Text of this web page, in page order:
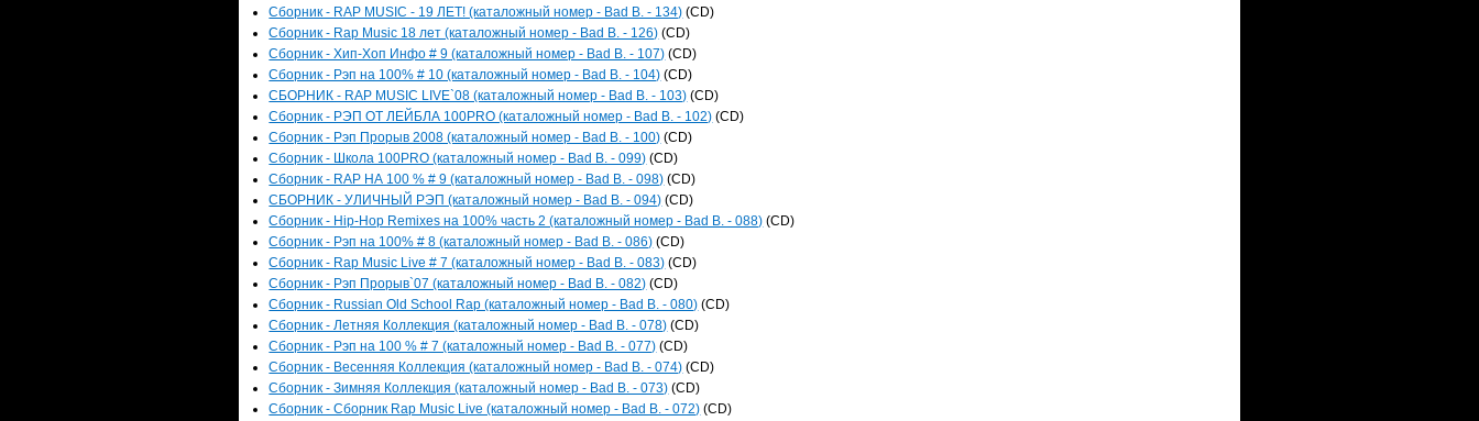
Сборник - RAP MUSIC - 19 ЛЕТ! (каталожный номер - Bad B. - 134) (CD)
Сборник - Rap Music 18 лет (каталожный номер - Bad B. - 126) (CD)
Сборник - Хип-Хоп Инфо # 9 (каталожный номер - Bad B. - 107) (CD)
Сборник - Рэп на 100% # 10 (каталожный номер - Bad B. - 104) (CD)
СБОРНИК - RAP MUSIC LIVE`08 (каталожный номер - Bad B. - 103) (CD)
Сборник - РЭП ОТ ЛЕЙБЛА 100PRO (каталожный номер - Bad B. - 102) (CD)
Сборник - Рэп Прорыв 2008 (каталожный номер - Bad B. - 100) (CD)
Сборник - Школа 100PRO (каталожный номер - Bad B. - 099) (CD)
Сборник - RAP НА 100 % # 9 (каталожный номер - Bad B. - 098) (CD)
СБОРНИК - УЛИЧНЫЙ РЭП (каталожный номер - Bad B. - 094) (CD)
Сборник - Hip-Hop Remixes на 100% часть 2 (каталожный номер - Bad B. - 088) (CD)
Сборник - Рэп на 100% # 8 (каталожный номер - Bad B. - 086) (CD)
Сборник - Rap Music Live # 7 (каталожный номер - Bad B. - 083) (CD)
Сборник - Рэп Прорыв`07 (каталожный номер - Bad B. - 082) (CD)
Сборник - Russian Old School Rap (каталожный номер - Bad B. - 080) (CD)
Сборник - Летняя Коллекция (каталожный номер - Bad B. - 078) (CD)
Сборник - Рэп на 100 % # 7 (каталожный номер - Bad B. - 077) (CD)
Сборник - Весенняя Коллекция (каталожный номер - Bad B. - 074) (CD)
Сборник - Зимняя Коллекция (каталожный номер - Bad B. - 073) (CD)
Сборник - Сборник Rap Music Live (каталожный номер - Bad B. - 072) (CD)